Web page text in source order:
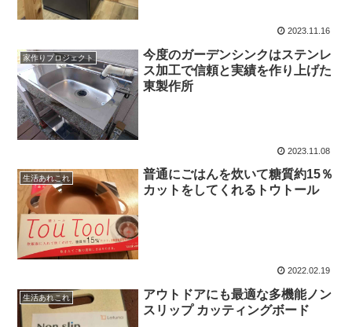
2023.11.16
家作りプロジェクト
今度のガーデンシンクはステンレ
ス加工で信頼と実績を作り上げた
東製作所
2023.11.08
生活あれこれ
普通にごはんを炊いて糖質約15％
カットをしてくれるトウトール
2022.02.19
生活あれこれ
アウトドアにも最適な多機能ノン
スリップ カッティングボード